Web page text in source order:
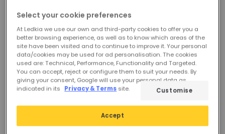
21,61 zł
Kabel Solarny PV1-F
1x10mm² Czarny
Dostępny, dostawa w
ciągu 3–5 dni roboczych
Przed 16,89 zł
15,29 zł
PROMO
Kabel Solarny PV1-F
1x10mm² Czerwony
Dostępny, dostawa w
Select your cookie preferences
At Ledkia we use our own and third-party cookies to offer you a
better browsing experience, as well as to know which areas of the
site have been visited and to continue to improve it. Your personal
data/cookies may be used for ad personalisation. The cookies
used are: Technical, Performance, Functionality and Targeted.
You can accept, reject or configure them to suit your needs. By
giving your consent, Google will use your personal data as
indicated in its
Privacy & Terms site.
Accept
Customise